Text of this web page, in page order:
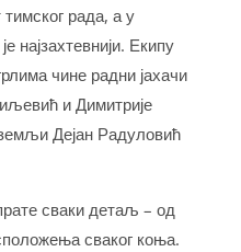
тимског рада, а у
најзахтевнији. Екипу
чине радни јахачи
и Димитрије
Дејан Радуловић
сваки детаљ – од
сваког коња.